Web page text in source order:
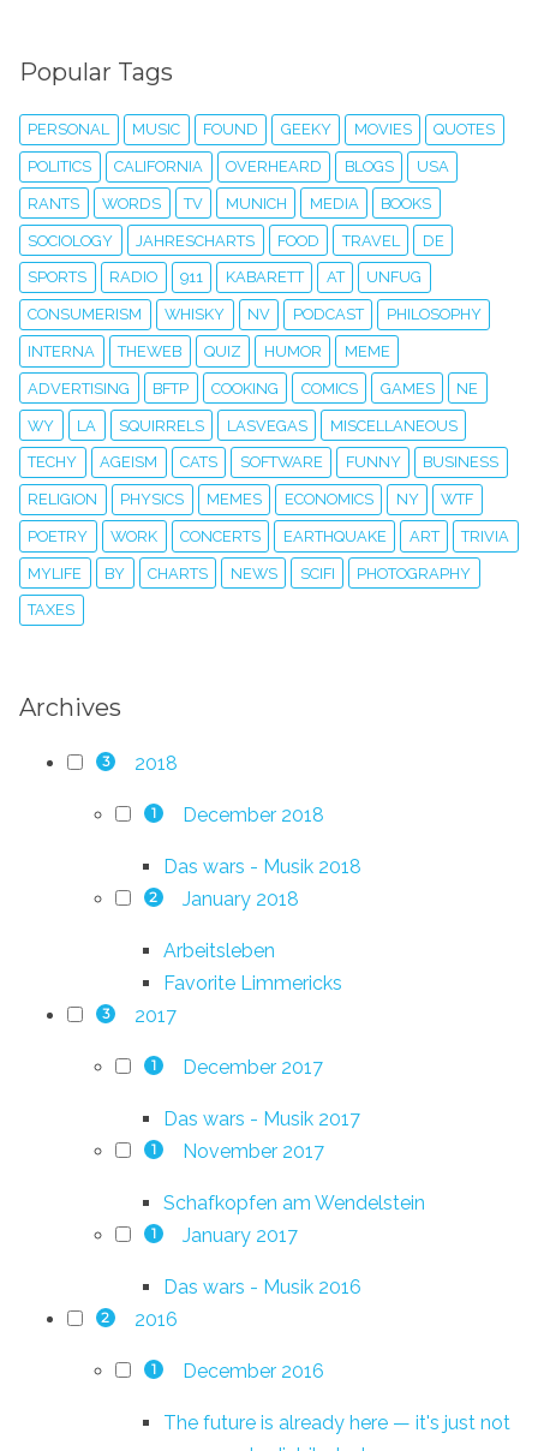
Popular Tags
PERSONAL MUSIC FOUND GEEKY MOVIES QUOTES
POLITICS CALIFORNIA OVERHEARD BLOGS USA
RANTS WORDS TV MUNICH MEDIA BOOKS
SOCIOLOGY JAHRESCHARTS FOOD TRAVEL DE
SPORTS RADIO 911 KABARETT AT UNFUG
CONSUMERISM WHISKY NV PODCAST PHILOSOPHY
INTERNA THEWEB QUIZ HUMOR MEME
ADVERTISING BFTP COOKING COMICS GAMES NE
WY LA SQUIRRELS LASVEGAS MISCELLANEOUS
TECHY AGEISM CATS SOFTWARE FUNNY BUSINESS
RELIGION PHYSICS MEMES ECONOMICS NY WTF
POETRY WORK CONCERTS EARTHQUAKE ART TRIVIA
MYLIFE BY CHARTS NEWS SCIFI PHOTOGRAPHY
TAXES
Archives
3 2018
1 December 2018
Das wars - Musik 2018
2 January 2018
Arbeitsleben
Favorite Limmericks
3 2017
1 December 2017
Das wars - Musik 2017
1 November 2017
Schafkopfen am Wendelstein
1 January 2017
Das wars - Musik 2016
2 2016
1 December 2016
The future is already here — it's just not